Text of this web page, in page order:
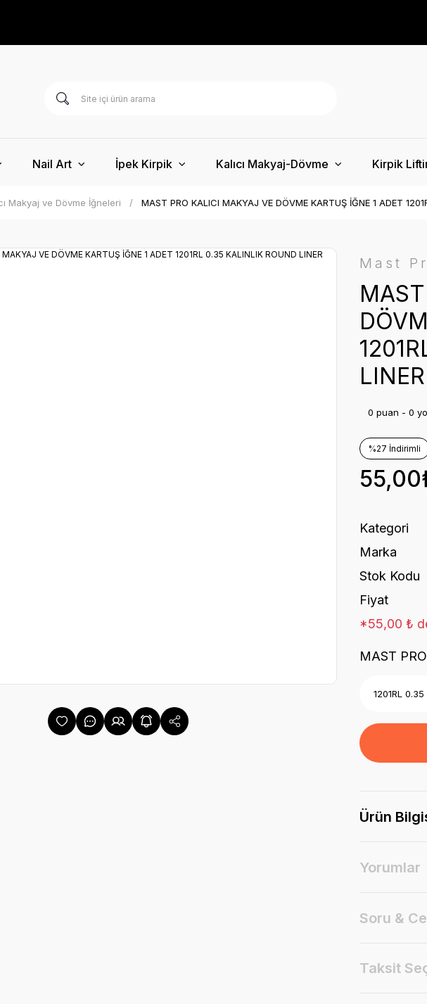
Nail Art İpek Kirpik Kalıcı Makyaj-Dövme Kirpik
Makyaj ve Dövme İğneleri MAST PRO KALICI MAKYAJ VE DÖVME KARTUŞ İĞNE 1 ADET
Mast
LINER
0 puan - 0
%27 İndirimli
Kategori
Marka
Stok Kodu
Fiyat
*55,00 ₺
MAST
Ürün
Yorumlar
Soru &
Taksit